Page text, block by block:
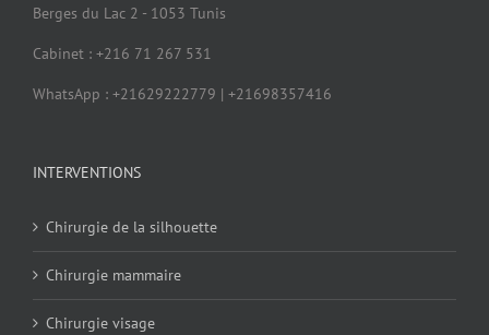
Berges du Lac 2 - 1053 Tunis
Cabinet : +216 71 267 531
WhatsApp : +21629222779 | +21698357416
INTERVENTIONS
Chirurgie de la silhouette
Chirurgie mammaire
Chirurgie visage